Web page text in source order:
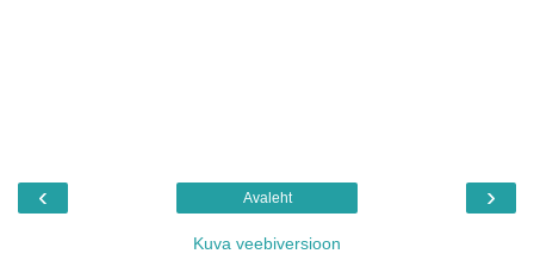
‹ ›
Avaleht
Kuva veebiversioon